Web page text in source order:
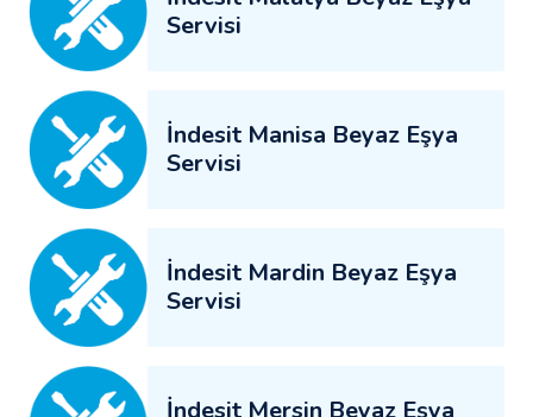
Servisi
İndesit Manisa Beyaz Eşya
Servisi
İndesit Mardin Beyaz Eşya
Servisi
İndesit Mersin Beyaz Eşya